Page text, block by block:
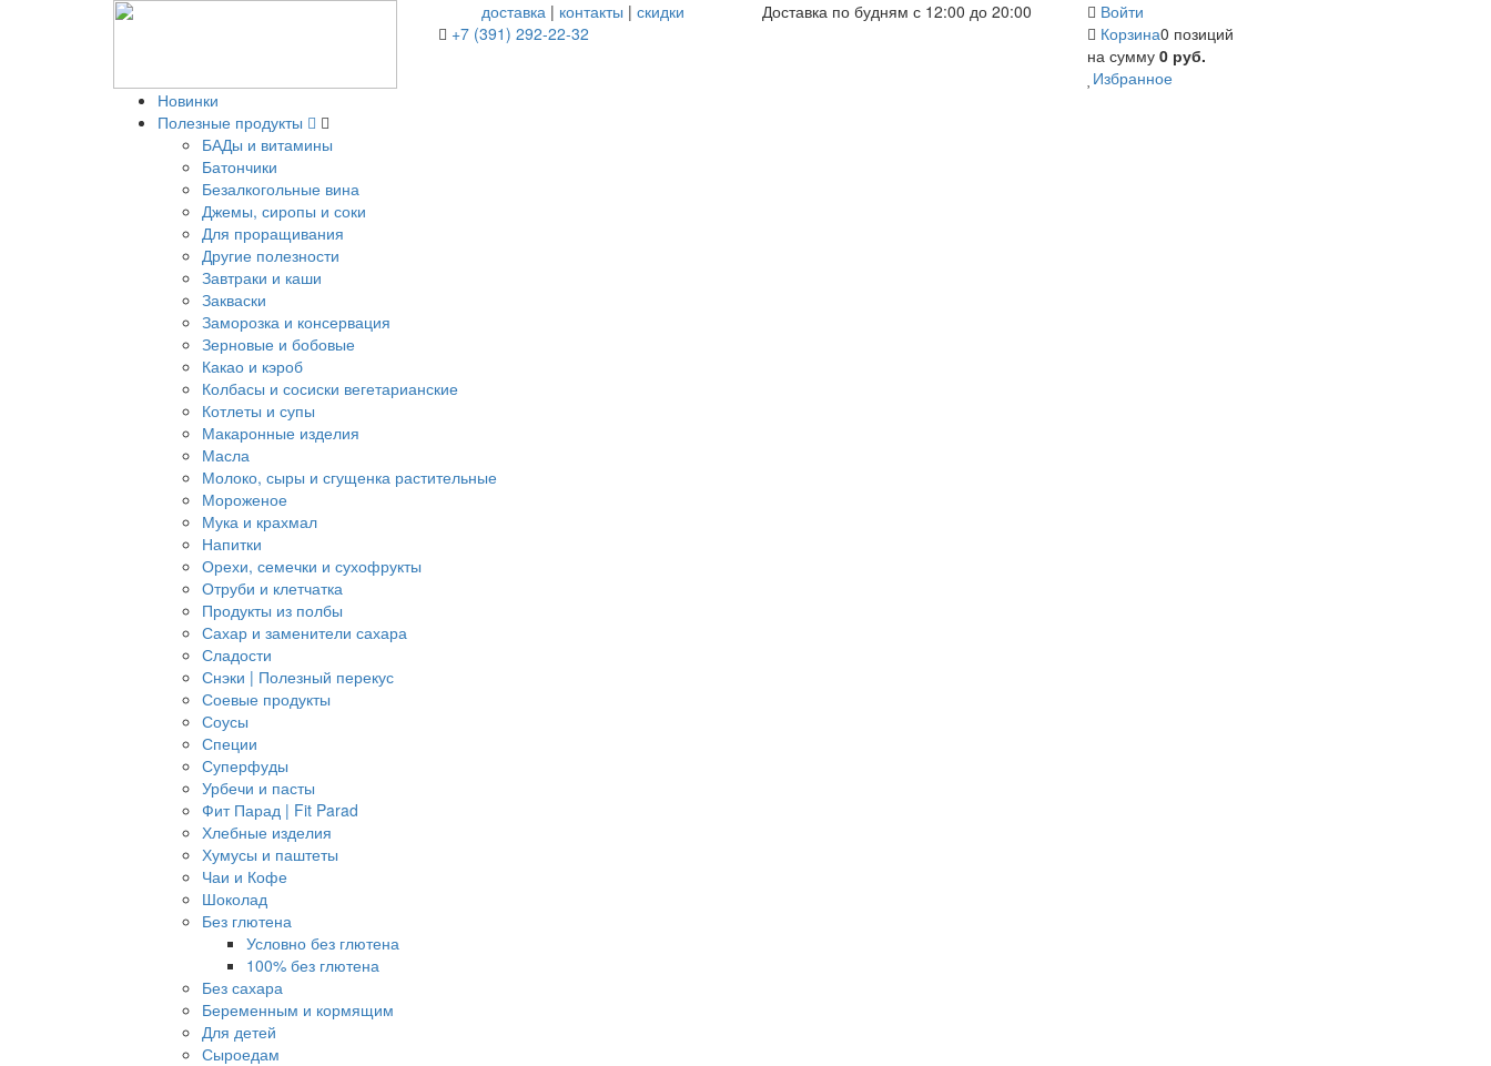
доставка | контакты |скидки
+7 (391) 292-22-32
Доставка по будням с 12:00 до 20:00
Войти
Корзина0 позиций
на сумму 0 руб.
Избранное
Новинки
Полезные продукты
БАДы и витамины
Батончики
Безалкогольные вина
Джемы, сиропы и соки
Для проращивания
Другие полезности
Завтраки и каши
Закваски
Заморозка и консервация
Зерновые и бобовые
Какао и кэроб
Колбасы и сосиски вегетарианские
Котлеты и супы
Макаронные изделия
Масла
Молоко, сыры и сгущенка растительные
Мороженое
Мука и крахмал
Напитки
Орехи, семечки и сухофрукты
Отруби и клетчатка
Продукты из полбы
Сахар и заменители сахара
Сладости
Снэки | Полезный перекус
Соевые продукты
Соусы
Специи
Суперфуды
Урбечи и пасты
Фит Парад | Fit Parad
Хлебные изделия
Хумусы и паштеты
Чаи и Кофе
Шоколад
Без глютена
Условно без глютена
100% без глютена
Без сахара
Беременным и кормящим
Для детей
Сыроедам